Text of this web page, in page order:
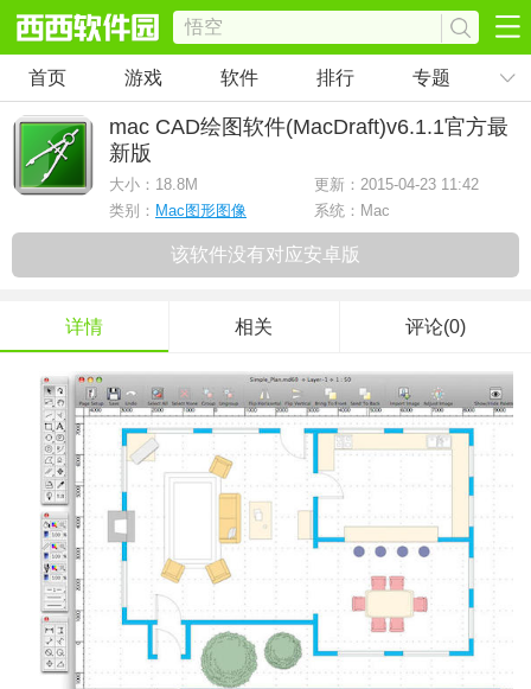
首页 游戏 软件 排行 专题
mac CAD绘图软件(MacDraft)v6.1.1官方最
新版
大小： 18.8M
更新：2015-04-23 11:42
类别： Mac图形图像 系统：Mac
该软件没有对应安卓版
详情 相关 评论(0)